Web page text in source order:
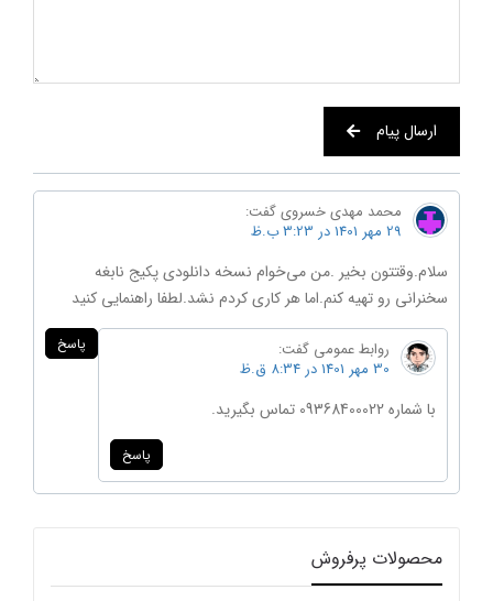
ارسال پیام
محمد مهدی خسرویگفت:
29 مهر 1401 در 3:23 ب.ظ
سلام.وقتتون بخیر .من می‌خوام نسخه دانلودی پکیج نابغه
سخنرانی رو تهیه کنم.اما هر کاری کردم نشد.لطفا راهنمایی کنید
پاسخ روابط عمومی گفت:
30 مهر 1401 در 8:34 ق.ظ
با شماره 09368400022 تماس بگیرید.
پاسخ
محصولات پرفروش